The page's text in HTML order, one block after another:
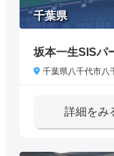
千葉県
坂本一生SISパ
千葉県八千代市八
詳細をみ